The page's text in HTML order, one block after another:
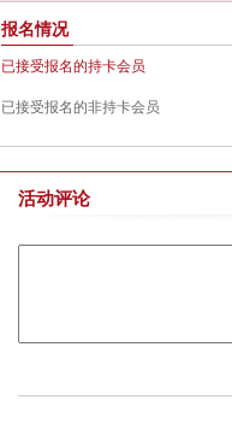
报名情况
已接受报名的持卡会员
已接受报名的非持卡会员
活动评论